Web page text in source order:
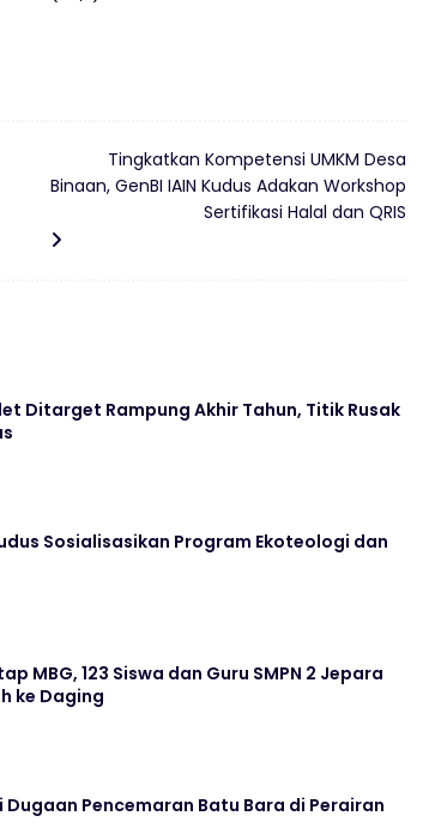
Tingkatkan Kompetensi UMKM Desa
Binaan, GenBI IAIN Kudus Adakan Workshop
Sertifikasi Halal dan QRIS
Ditarget Rampung Akhir Tahun, Titik Rusak
Sosialisasikan Program Ekoteologi dan
MBG, 123 Siswa dan Guru SMPN 2 Jepara
ke Daging
Dugaan Pencemaran Batu Bara di Perairan